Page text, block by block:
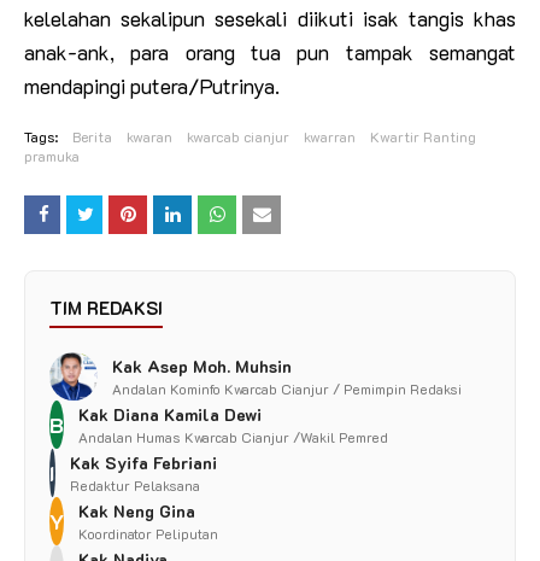
kelelahan sekalipun sesekali diikuti isak tangis khas
anak-ank, para orang tua pun tampak semangat
mendapingi putera/Putrinya.
Tags: Berita kwaran kwarcab cianjur kwarran
Kwartir Ranting
pramuka
TIM REDAKSI
Kak Asep Moh. Muhsin
Andalan Kominfo Kwarcab Cianjur / Pemimpin Redaksi
B Kak Diana Kamila Dewi
Andalan Humas Kwarcab Cianjur /Wakil Pemred
I Kak Syifa Febriani
Redaktur Pelaksana
Y Kak Neng Gina
Koordinator Peliputan